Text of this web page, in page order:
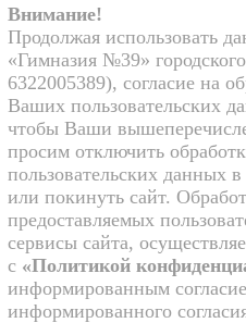
Внимание!
Продолжая использовать
«Гимназия №39»
6322005389), согласие на
Ваших пользовательских
чтобы Ваши
просим отключить
пользовательских данных
или покинуть сайт.
предоставляемых
сервисы сайта,
с «Политикой
информированным
информированного